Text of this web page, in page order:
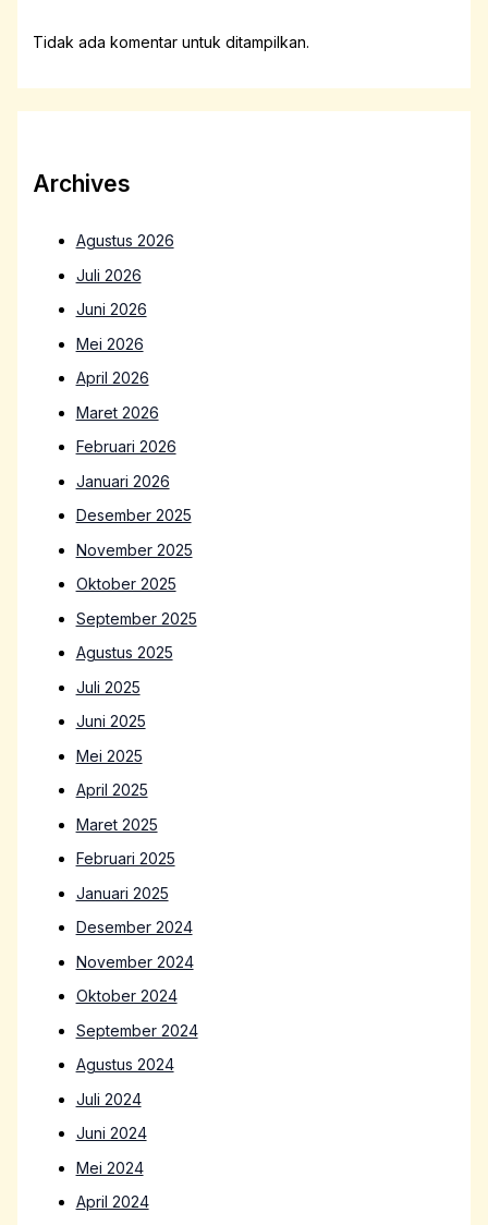
Tidak ada komentar untuk ditampilkan.
Archives
Agustus 2026
Juli 2026
Juni 2026
Mei 2026
April 2026
Maret 2026
Februari 2026
Januari 2026
Desember 2025
November 2025
Oktober 2025
September 2025
Agustus 2025
Juli 2025
Juni 2025
Mei 2025
April 2025
Maret 2025
Februari 2025
Januari 2025
Desember 2024
November 2024
Oktober 2024
September 2024
Agustus 2024
Juli 2024
Juni 2024
Mei 2024
April 2024